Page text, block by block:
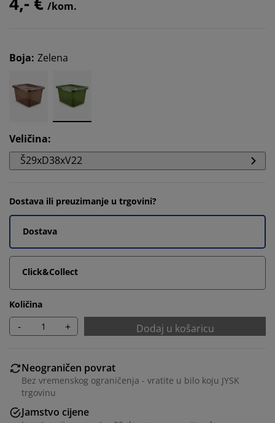
/kom.
Boja: Zelena
Veličina:
Š29xD38xV22
Dostava ili preuzimanje u trgovini?
Dostava
Click&Collect
Količina
- + Dodaj u košaricu
Neograničen povrat
Bez vremenskog ograničenja - vratite u bilo koju JYSK
trgovinu
Jamstvo cijene